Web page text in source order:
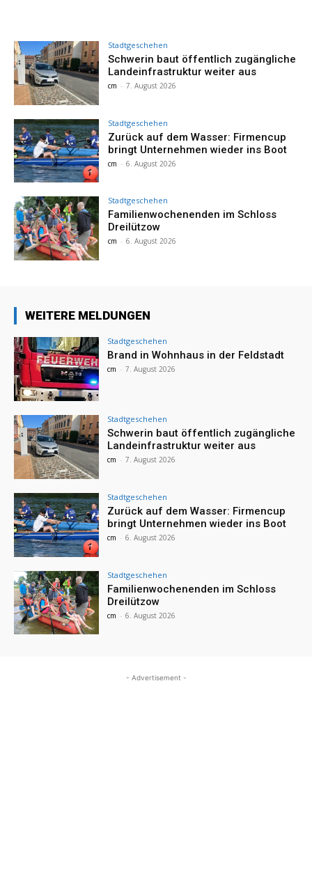
Stadtgeschehen
Schwerin baut öffentlich zugängliche
Landeinfrastruktur weiter aus
cm - 7. August 2026
Stadtgeschehen
Zurück auf dem Wasser: Firmencup
bringt Unternehmen wieder ins Boot
cm - 6. August 2026
Stadtgeschehen
Familienwochenenden im Schloss
Dreilützow
cm - 6. August 2026
WEITERE MELDUNGEN
Stadtgeschehen
Brand in Wohnhaus in der Feldstadt
cm - 7. August 2026
Stadtgeschehen
Schwerin baut öffentlich zugängliche
Landeinfrastruktur weiter aus
cm - 7. August 2026
Stadtgeschehen
Zurück auf dem Wasser: Firmencup
bringt Unternehmen wieder ins Boot
cm - 6. August 2026
Stadtgeschehen
Familienwochenenden im Schloss
Dreilützow
cm - 6. August 2026
- Advertisement -